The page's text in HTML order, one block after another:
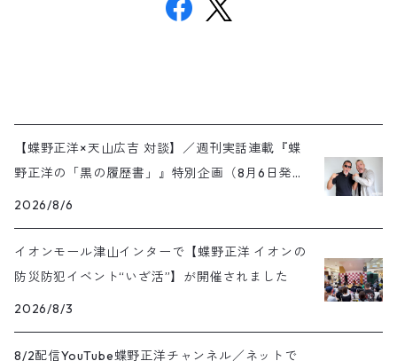
【蝶野正洋×天山広吉 対談】／週刊実話連載『蝶
野正洋の「黒の履歴書」』特別企画（8月6日発売
号）
2026/8/6
イオンモール津山インターで【蝶野正洋 イオンの
防災防犯イベント“いざ活”】が開催されました
2026/8/3
8/2配信YouTube蝶野正洋チャンネル／ネットで